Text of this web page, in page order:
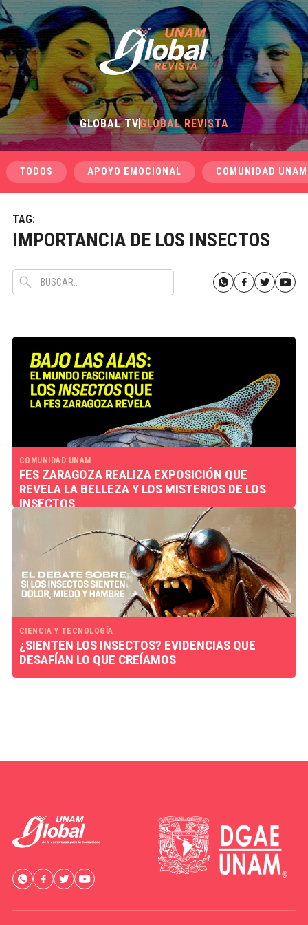
GLOBAL TVGLOBAL REVISTA
TODOS APOYO EMOCIONAL COMUNIDAD UNAM
TAG:
IMPORTANCIA DE LOS INSECTOS
COMUNIDAD UNAM
FES ZARAGOZA REALIZA EXPOSICIÓN QUE
REVELA LA BELLEZA Y LOS MISTERIOS DE LOS
INSECTOS
CIENCIA Y TECNOLOGÍA
¿SIENTEN LOS INSECTOS? EVIDENCIAS QUE
DESAFÍAN LO QUE CREÍAMOS